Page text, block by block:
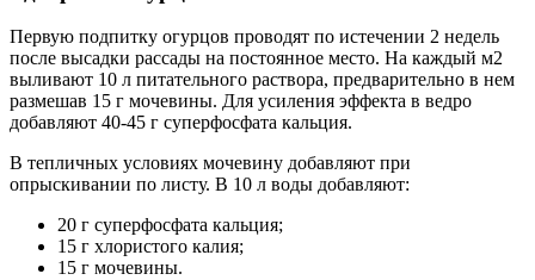
Первую подпитку огурцов проводят по истечении 2 недель
после высадки рассады на постоянное место. На каждый м2
выливают 10 л питательного раствора, предварительно в нем
размешав 15 г мочевины. Для усиления эффекта в ведро
добавляют 40-45 г суперфосфата кальция.
В тепличных условиях мочевину добавляют при
опрыскивании по листу. В 10 л воды добавляют:
20 г суперфосфата кальция;
15 г хлористого калия;
15 г мочевины.